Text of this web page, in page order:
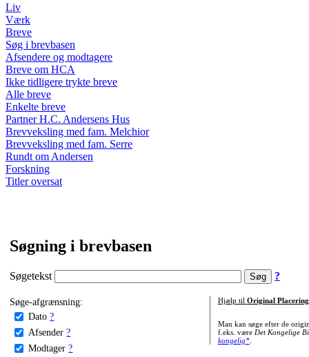
Liv
Værk
Breve
Søg i brevbasen
Afsendere og modtagere
Breve om HCA
Ikke tidligere trykte breve
Alle breve
Enkelte breve
Partner H.C. Andersens Hus
Brevveksling med fam. Melchior
Brevveksling med fam. Serre
Rundt om Andersen
Forskning
Titler oversat
Søgning i brevbasen
Søgetekst ?
Søge-afgrænsning:
Dato ?
Afsender ?
Modtager ?
Hjælp til Original Placering
Man kan søge efter de
f.eks. være Det Kongelige
kongelig*.